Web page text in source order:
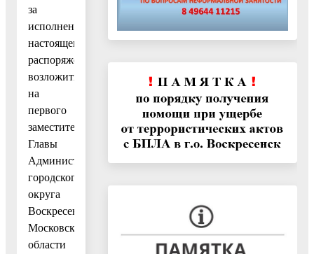
за
исполнением
настоящего
распоряжения
возложить
на
первого
заместителя
Главы
Администрации
городского
округа
Воскресенск
Московской
области